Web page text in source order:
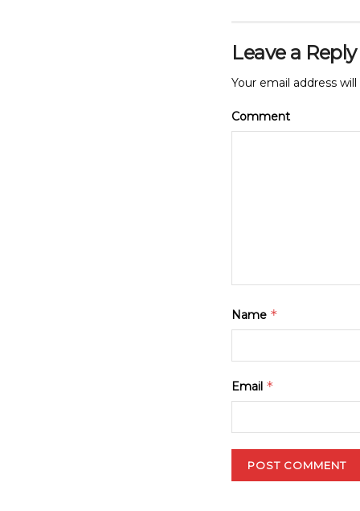
Leave a Reply
Your email address
Comment
Name *
Email *